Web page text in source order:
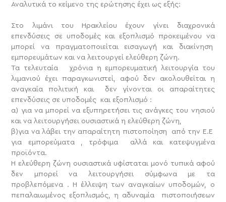
Αναλυτικά το κείμενο της ερώτησης έχει ως εξής:
Στο λιμάνι του Ηρακλείου έχουν γίνει διαχρονικά
επενδύσεις σε υποδομές και εξοπλισμό προκειμένου να
μπορεί να πραγματοποιείται εισαγωγή και διακίνηση
εμπορευμάτων και να λειτουργεί ελεύθερη ζώνη.
Τα τελευταία χρόνια η εμπορευματική λειτουργία του
λιμανιού έχει παραγκωνιστεί, αφού δεν ακολουθείται η
αναγκαία πολιτική και δεν γίνονται οι απαραίτητες
επενδύσεις σε υποδομές και εξοπλισμό :
α) για να μπορεί να εξυπηρετήσει τις ανάγκες του νησιού
και να λειτουργήσει ουσιαστικά η ελεύθερη ζώνη,
β)για να λάβει την απαραίτητη πιστοποίηση από την Ε.Ε
για εμπορεύματα , τρόφιμα αλλά και κατεψυγμένα
προϊόντα.
Η ελεύθερη ζώνη ουσιαστικά υφίσταται μονό τυπικά αφού
δεν μπορεί να λειτουργήσει σύμφωνα με τα
προβλεπόμενα . Η έλλειψη των αναγκαίων υποδομών, ο
πεπαλαιωμένος εξοπλισμός, η αδυναμία πιστοποιήσεων